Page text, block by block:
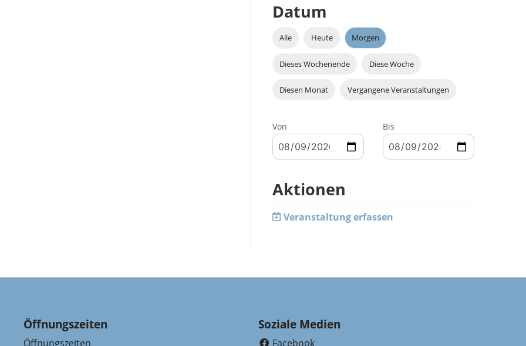
Datum
Alle Heute Morgen
Dieses Wochenende Diese Woche
Diesen Monat Vergangene Veranstaltungen
Von Bis
Aktionen
Veranstaltung erfassen
Öffnungszeiten
Öffnungszeiten
Soziale Medien
Facebook